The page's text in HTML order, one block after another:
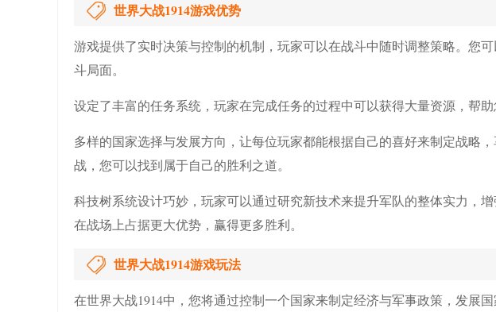
世界大战1914游戏优势
游戏提供了实时决策与控制的机制，玩家可以在战斗中随时调整策略。您
斗局面。
设定了丰富的任务系统，玩家在完成任务的过程中可以获得大量资源，帮助
多样的国家选择与发展方向，让每位玩家都能根据自己的喜好来制定战略
战，您可以找到属于自己的胜利之道。
科技树系统设计巧妙，玩家可以通过研究新技术来提升军队的整体实力，
在战场上占据更大优势，赢得更多胜利。
世界大战1914游戏玩法
在世界大战1914中，您将通过控制一个国家来制定经济与军事政策，发展